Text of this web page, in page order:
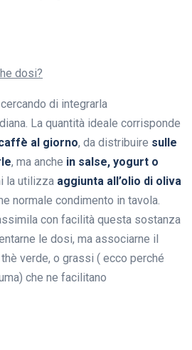
dosi?
di integrarla
La quantità ideale corrisponde
al giorno, da distribuire sulle
, ma anche in salse, yogurt o
la utilizza aggiunta all’olio di oliva
normale condimento in tavola.
con facilità questa sostanza
le dosi, ma associarne il
verde, o grassi ( ecco perché
che ne facilitano